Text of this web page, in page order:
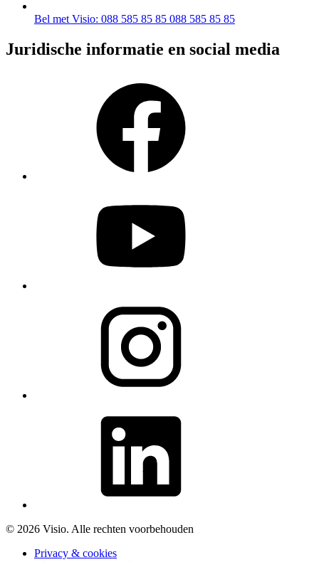
Bel met Visio: 088 585 85 85 088 585 85 85
Juridische informatie en social media
© 2026 Visio. Alle rechten voorbehouden
Privacy & cookies